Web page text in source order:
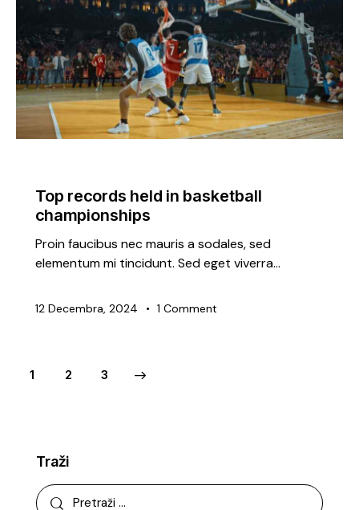
Top records held in basketball
championships
Proin faucibus nec mauris a sodales, sed
elementum mi tincidunt. Sed eget viverra…
12 Decembra, 2024 1 Comment
1 2 3
Traži